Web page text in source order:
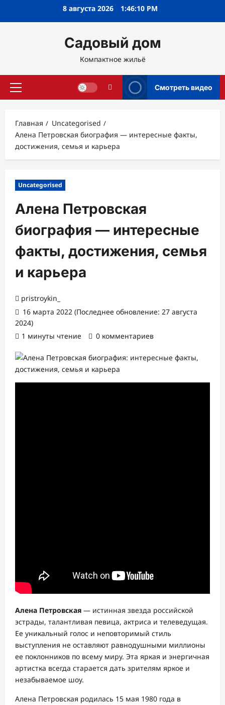
8 августа 2026 1:46:11 PM
Садовый дом
Компактное жильё
Основное
Смотреть видео
Главная
Uncategorised
Алена Петровская биография — интересные факты,
достижения, семья и карьера
Uncategorised
Алена Петровская
биография — интересные
факты, достижения, семья
и карьера
pristroykin_
16 марта 2022 (Последнее обновление: 27 августа
2024)
1 минуты чтение
0 комментариев
Алена Петровская — истинная звезда российской
эстрады, талантливая певица, актриса и телеведущая.
Ее уникальный голос и неповторимый стиль
выступления не оставляют равнодушными миллионы
ее поклонников по всему миру. Эта яркая и энергичная
артистка всегда старается дать зрителям яркое и
незабываемое шоу.
Алена Петровская родилась 15 мая 1980 года в